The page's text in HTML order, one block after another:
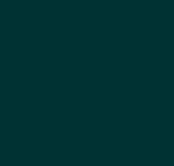
deben tomar
trabajadores y
manera responsable y es